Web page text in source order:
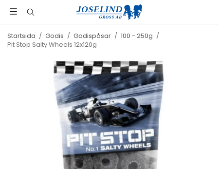
Startsida / Godis / Godispåsar / 100 - 250g /
Pit Stop Salty Wheels 12x120g